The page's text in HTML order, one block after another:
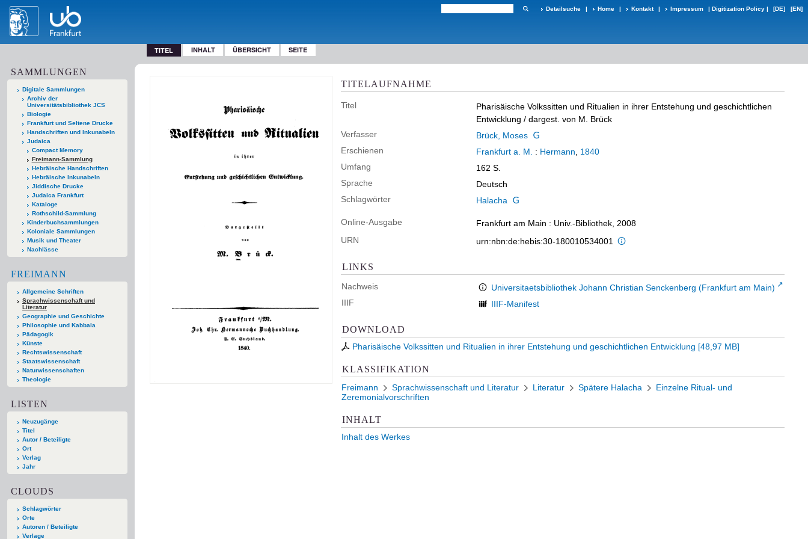
Detailsuche | Home | Kontakt | Impressum | Digitization Policy | [DE] [EN]
TITEL INHALT ÜBERSICHT SEITE
SAMMLUNGEN
Digitale Sammlungen
Archiv der
Universitätsbibliothek JCS
Biologie
Frankfurt und Seltene Drucke
Handschriften und Inkunabeln
Judaica
Compact Memory
Freimann-Sammlung
Hebräische Handschriften
Hebräische Inkunabeln
Jiddische Drucke
Judaica Frankfurt
Kataloge
Rothschild-Sammlung
Kinderbuchsammlungen
Koloniale Sammlungen
Musik und Theater
Nachlässe
FREIMANN
Allgemeine Schriften
Sprachwissenschaft und
Literatur
Geographie und Geschichte
Philosophie und Kabbala
Pädagogik
Künste
Rechtswissenschaft
Staatswissenschaft
Naturwissenschaften
Theologie
LISTEN
Neuzugänge
Titel
Autor / Beteiligte
Ort
Verlag
Jahr
CLOUDS
Schlagwörter
Orte
Autoren / Beteiligte
Verlage
TITELAUFNAHME
Titel
Pharisäische Volkssitten und Ritualien in ihrer Entstehung und geschichtlichen
Entwicklung / dargest. von M. Brück
Verfasser
Brück, Moses
Erschienen
Frankfurt a. M. : Hermann
1840
Umfang
162 S.
Sprache
Deutsch
Schlagwörter
Halacha
Online-Ausgabe
Frankfurt am Main : Univ.-Bibliothek, 2008
URN
urn:nbn:de:hebis:30-180010534001
LINKS
Nachweis
Universitaetsbibliothek Johann Christian Senckenberg (Frankfurt am Main)
IIIF
IIIF-Manifest
DOWNLOAD
Pharisäische Volkssitten und Ritualien in ihrer Entstehung und geschichtlichen Entwicklung [48,97 MB]
KLASSIFIKATION
Freimann Sprachwissenschaft und Literatur Literatur Spätere Halacha
Einzelne Ritual- und
Zeremonialvorschriften
INHALT
Inhalt des Werkes